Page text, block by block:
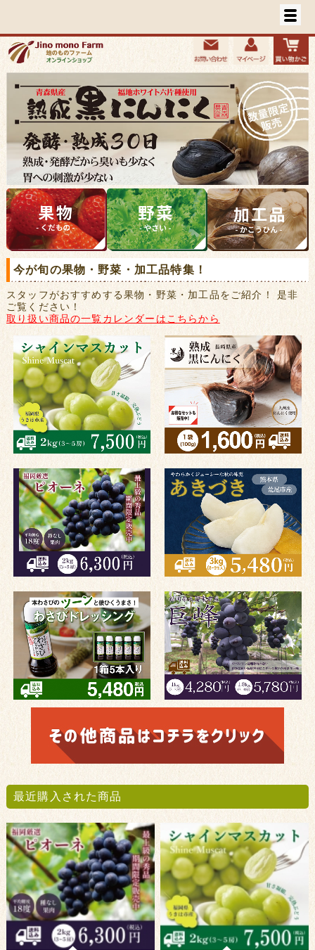
今が旬の果物・野菜・加工品特集！
スタッフがおすすめする果物・野菜・加工品をご紹介！ 是非
ご覧ください！
取り扱い商品の一覧カレンダーはこちらから
最近購入された商品